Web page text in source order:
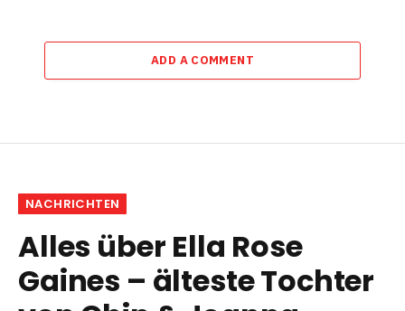
ADD A COMMENT
NACHRICHTEN
Alles über Ella Rose
Gaines – älteste Tochter